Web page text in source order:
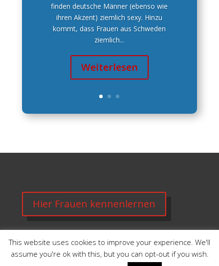
finden deutsche Männer (ebenso wie
ihren Akzent) ziemlich sexy. Hinzu
kommt, dass Frauen aus Schweden
ziemlich...
Weiterlesen
Hier Frauen kennenlernen
This website uses cookies to improve your experience. We'll
assume you're ok with this, but you can opt-out if you wish.